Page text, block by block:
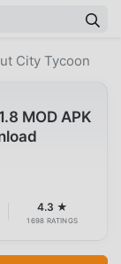
City Tycoon
MOD APK
4.3 ★
1698 RATINGS